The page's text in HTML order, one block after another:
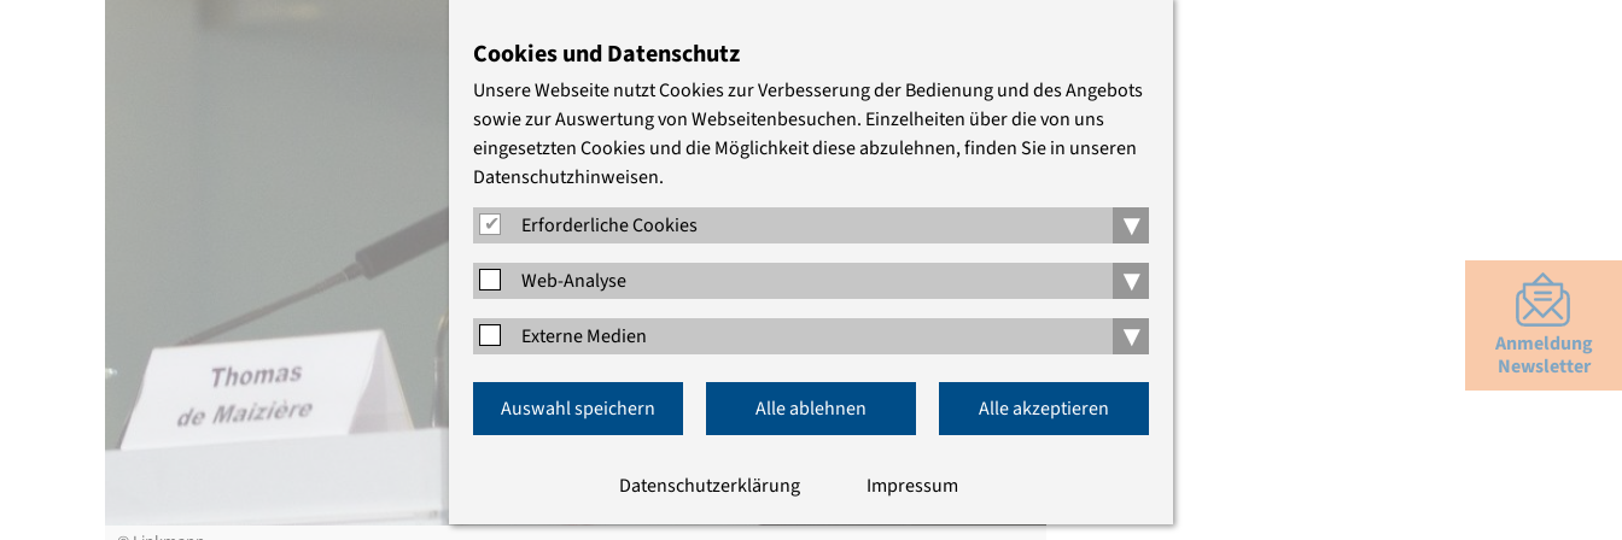
Anmeldung
Newsletter
Cookies und Datenschutz
Unsere Webseite nutzt Cookies zur Verbesserung der Bedienung und des Angebots
sowie zur Auswertung von Webseitenbesuchen. Einzelheiten über die von uns
eingesetzten Cookies und die Möglichkeit diese abzulehnen, finden Sie in unseren
Datenschutzhinweisen.
Erforderliche Cookies
▾
Web-Analyse ▾
Externe Medien ▾
Auswahl speichern Alle ablehnen Alle akzeptieren
Datenschutzerklärung Impressum